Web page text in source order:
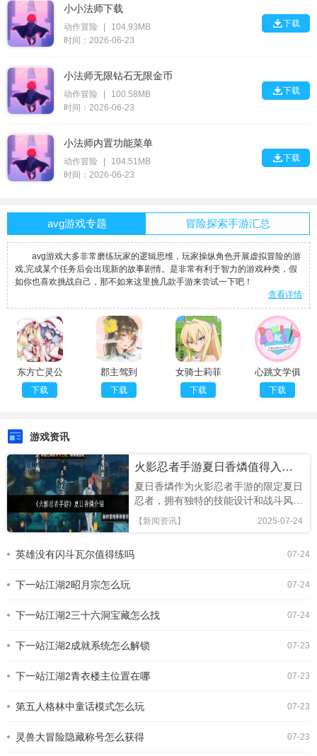
小小法师下载
动作冒险
104.93MB
时间：2026-06-23
下载
小法师无限钻石无限金币
动作冒险
100.58MB
时间：2026-06-23
下载
小法师内置功能菜单
动作冒险
104.51MB
时间：2026-06-23
下载
avg游戏专题 冒险探索手游汇总
avg游戏大多非常磨练玩家的逻辑思维，玩家操纵角色开展虚拟冒险的游
戏,完成某个任务后会出现新的故事剧情。是非常有利于智力的游戏种类，假
如你也喜欢挑战自己，那不如来这里挑几款手游来尝试一下吧！
查看详情
东方亡灵公
主
下载
郡主驾到
下载
女骑士莉菲
娜
下载
心跳文学俱
乐部
下载
游戏资讯
火影忍者手游夏日香燐值得入手吗
夏日香燐作为火影忍者手游的限定夏日
忍者，拥有独特的技能设计和战斗风
格，本文将从技能解析、连招技巧及竞
技场表现全面评估，助你判断是否值得
基础攻击方面，夏日香燐的普攻为五段
主，具备良好的起手能力，第三段下劈
段持续输出中，锁链从地面穿出进行终
中效果。需要注意的是，最后一段
2025-07-24
【新闻资讯】
07-24
英雄没有闪斗瓦尔值得练吗
07-24
下一站江湖2昭月宗怎么玩
07-24
下一站江湖2三十六洞宝藏怎么找
07-23
下一站江湖2成就系统怎么解锁
07-23
下一站江湖2青衣楼主位置在哪
07-23
第五人格林中童话模式怎么玩
07-23
灵兽大冒险隐藏称号怎么获得